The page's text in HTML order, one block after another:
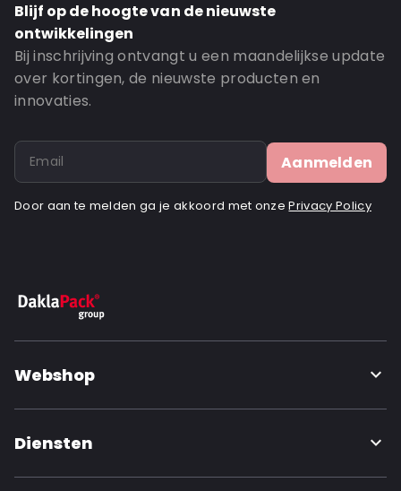
Letterpost: Yes
Road Transport: Yes
Order ID: 462448
Blijf op de hoogte van de nieuwste
ontwikkelingen
Bij inschrijving ontvangt u een maandelijkse update
over kortingen, de nieuwste producten en
innovaties.
Aanmelden
Door aan te melden ga je akkoord met onzePrivacy Policy
Webshop
Diensten